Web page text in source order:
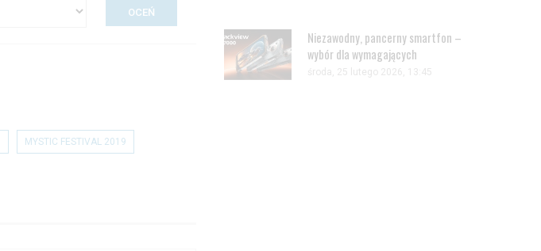
MYSTIC FESTIVAL 2019
Niezawodny, pancerny smartfon –
wybór dla wymagających
środa, 25 lutego 2026, 13:45